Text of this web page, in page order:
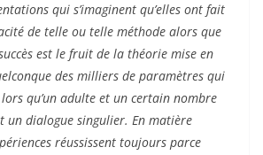
qui s’imaginent qu’elles ont fait
de telle ou telle méthode alors que
est le fruit de la théorie mise en
des milliers de paramètres qui
qu’un adulte et un certain nombre
un dialogue singulier. En matière
réussissent toujours parce